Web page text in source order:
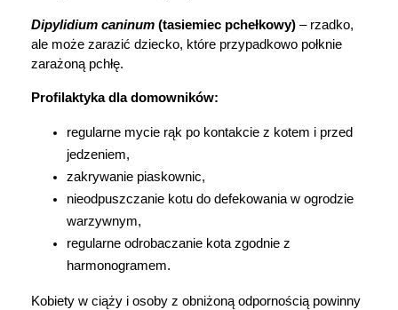
Dipylidium caninum (tasiemiec pchełkowy) – rzadko,
ale może zarazić dziecko, które przypadkowo połknie
zarażoną pchłę.
Profilaktyka dla domowników:
regularne mycie rąk po kontakcie z kotem i przed
jedzeniem,
zakrywanie piaskownic,
nieodpuszczanie kotu do defekowania w ogrodzie
warzywnym,
regularne odrobaczanie kota zgodnie z
harmonogramem.
Kobiety w ciąży i osoby z obniżoną odpornością powinny